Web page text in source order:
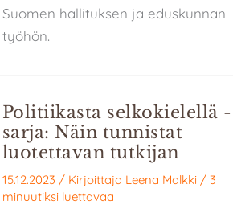
Suomen hallituksen ja eduskunnan
työhön.
Politiikasta selkokielellä -
sarja: Näin tunnistat
luotettavan tutkijan
15.12.2023 / Kirjoittaja Leena Malkki/ 3
minuutiksi luettavaa